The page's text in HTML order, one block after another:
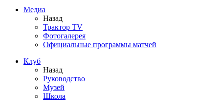
Медиа
Назад
Трактор TV
Фотогалерея
Официальные программы матчей
Клуб
Назад
Руководство
Музей
Школа